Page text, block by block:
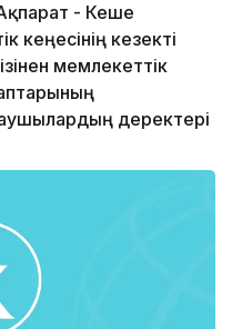
- Кеше
кеңесінің кезекті
мемлекеттік
деректері